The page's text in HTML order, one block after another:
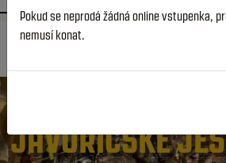
DOMŮ NAVŠTIVTE JESKYNĚ
JAVOŘÍČSKÉ
Pokud se neprodá žádná online vstupenka,
nemusí konat.